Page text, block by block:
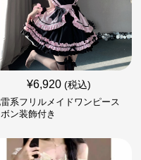
¥6,920 (税込)
系フリルメイドワンピース
ボン装飾付き